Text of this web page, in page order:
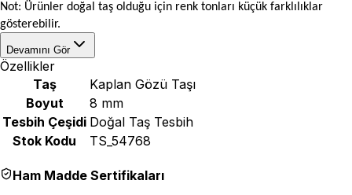
Not: Ürünler doğal taş olduğu için renk tonları küçük farklılıklar
gösterebilir.
Devamını Gör
Özellikler
Taş
Kaplan Gözü Taşı
Boyut
8 mm
Tesbih Çeşidi Doğal Taş Tesbih
Stok Kodu
TS_54768
Ham Madde Sertifikaları